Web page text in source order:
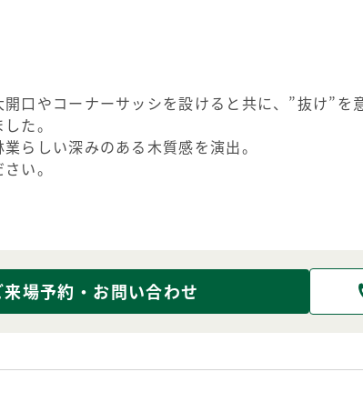
口やコーナーサッシを設けると共に、”抜け”を
た。
らしい深みのある木質感を演出。
い。
来場予約・お問い合わせ